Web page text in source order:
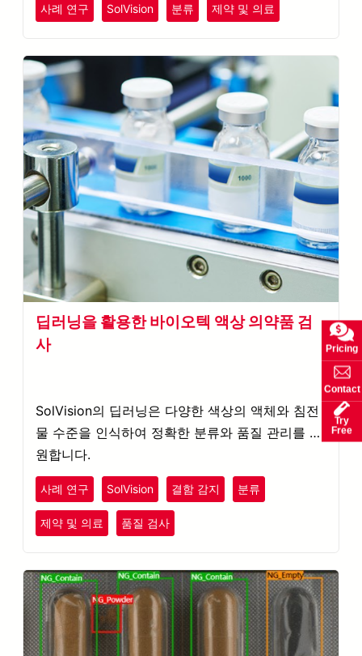
사례 연구 SolVision 분류 제약 및 의료
딥러닝을 활용한 바이오텍 액상 의약품 검
사
SolVision의 딥러닝은 다양한 색상의 액체와 침전
물 수준을 인식하여 정확한 분류와 품질 관리를 지
원합니다.
사례 연구 SolVision 결함 감지 분류
제약 및 의료 품질 검사
Pricing
Contact
Try
Free